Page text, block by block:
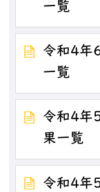
一覧
令和4年
一覧
令和4年
果一覧
令和4年